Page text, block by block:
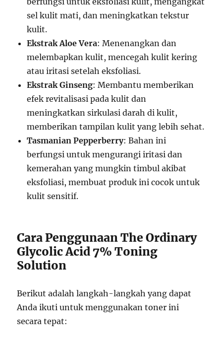
sel kulit mati, dan meningkatkan tekstur
kulit.
Ekstrak Aloe Vera: Menenangkan dan
melembapkan kulit, mencegah kulit kering
atau iritasi setelah eksfoliasi.
Ekstrak Ginseng: Membantu memberikan
efek revitalisasi pada kulit dan
meningkatkan sirkulasi darah di kulit,
memberikan tampilan kulit yang lebih sehat.
Tasmanian Pepperberry: Bahan ini
berfungsi untuk mengurangi iritasi dan
kemerahan yang mungkin timbul akibat
eksfoliasi, membuat produk ini cocok untuk
kulit sensitif.
Cara Penggunaan The Ordinary
Glycolic Acid 7% Toning
Solution
Berikut adalah langkah-langkah yang dapat
Anda ikuti untuk menggunakan toner ini
secara tepat: